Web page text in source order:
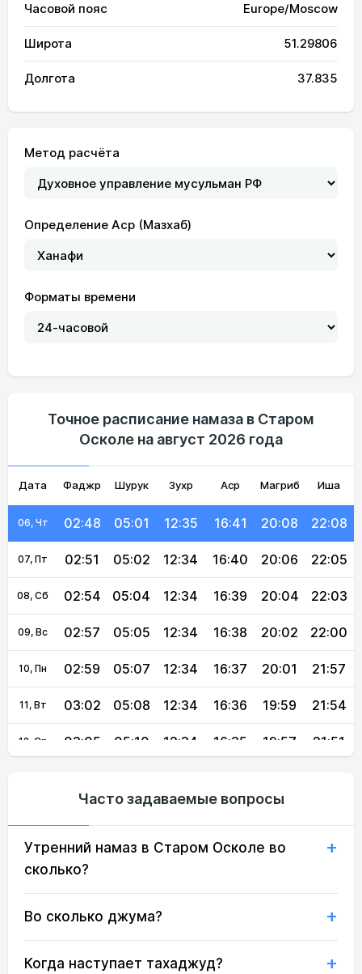
Часовой пояс Europe/Moscow
Широта 51.29806
Долгота 37.835
Метод расчёта
Определение Аср (Мазхаб)
Форматы времени
Точное расписание намаза в Старом
Осколе на август 2026 года
Дата Фаджр Шурук Зухр Аср Магриб Иша
02, Вс 02:36 04:55 12:35 16:44 20:15 22:20
02:39 04:56 12:35 16:43 20:13 22:17
12:35 20:11
05, Ср 02:45 04:59 12:35 16:42 20:10 22:11
06, Чт 02:48 05:01 12:35 16:41 20:08 22:08
07, Пт 02:51 05:02 12:34 16:40 20:06 22:05
08, Сб 02:54 05:04 12:34 16:39 20:04 22:03
09, Вс 02:57 05:05 12:34 16:38 20:02 22:00
10, Пн 02:59 05:07 12:34 16:37 20:01 21:57
11, Вт 03:02 05:08 12:34 16:36 19:59 21:54
12, Ср 03:05 05:10 12:34 16:35 19:57 21:51
15, Сб 03:13 05:15 12:33 16:32 19:51 21:43
17, Пн 03:18 05:18 21:37
18, Вт 03:20 05:19 12:33 16:29 21:34
Часто задаваемые вопросы
Утренний намаз в Старом Осколе во
сколько?
Во сколько джума?
Когда наступает тахаджуд?